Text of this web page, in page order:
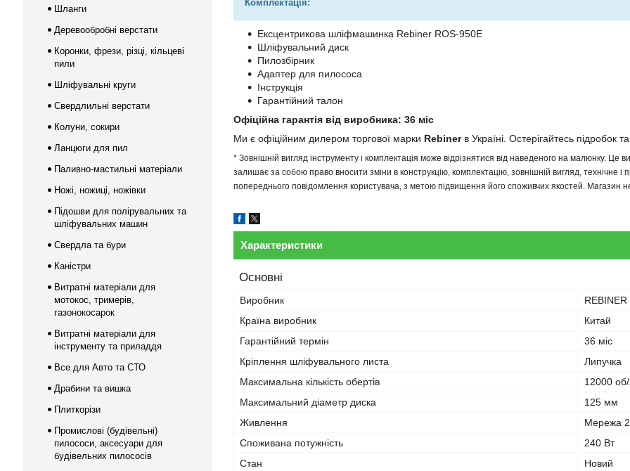
Комплектація:
Ексцентрикова шліфмашинка Rebiner ROS-950E
Шліфувальний диск
Пилозбірник
Адаптер для пилососа
Інструкція
Гарантійний талон
Офіційна гарантія від виробника: 36 міс
Ми є офіційним дилером торгової марки Rebinerв Україні. Остерігайтесь підробок
* Зовнішній вигляд інструменту і комплектація може відрізнятися від наведеного на малюнку.
залишає за собою право вносити зміни в конструкцію, комплектацію, зовнішній вигляд, технічне
попереднього повідомлення користувача, з метою підвищення його споживчих якостей. Магазин
Характеристики
Основні
Виробник
REBINER
Країна виробник
Китай
Гарантійний термін
36 міс
Кріплення шліфувального листа
Липучка
Максимальна кількість обертів
12000
Максимальний діаметр диска
125 мм
Живлення
Мережа
Споживана потужність
240 Вт
Стан
Новий
Шланги
Деревообробні верстати
Коронки, фрези, різці, кільцеві
пили
Шліфувальні круги
Свердлильні верстати
Колуни, сокири
Ланцюги для пил
Паливно-мастильні матеріали
Ножі, ножиці, ножівки
Підошви для полірувальних та
шліфувальних машин
Свердла та бури
Каністри
Витратні матеріали для
мотокос, тримерів,
газонокосарок
Витратні матеріали для
інструменту та приладдя
Все для Авто та СТО
Драбини та вишка
Плиткорізи
Промислові (будівельні)
пилососи, аксесуари для
будівельних пилососів